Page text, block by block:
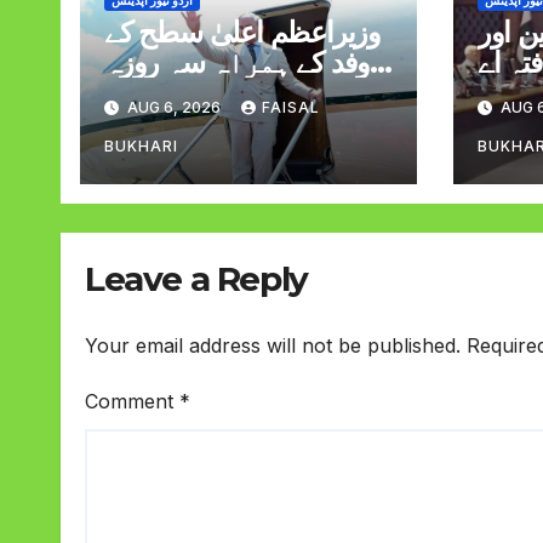
وزیراعظم اعلیٰ سطح کے
وفد کے ہمراہ سہ روزہ
دورہ پر سعودی عرب
روانہ
AUG 6, 2026 FAISAL
BUKHARI
اور
اے
AUG
Leave a Reply
Your email address will not be published.
Comment *